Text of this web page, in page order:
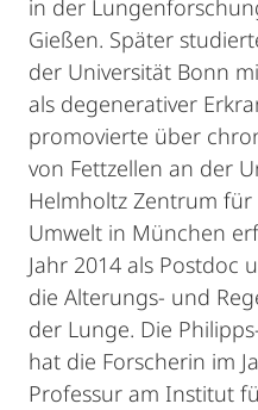
in der
Gießen. Später
der Universität Bonn
als degenerativer
promovierte über
von Fettzellen an der
Helmholtz Zentrum
Umwelt in München
Jahr 2014 als Postdoc
die Alterungs- und
der Lunge. Die
hat die Forscherin im
Professur am Institut